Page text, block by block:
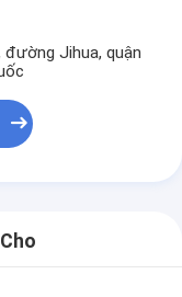
Jihua, quận